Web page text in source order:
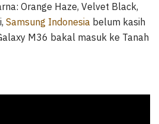
Orange Haze, Velvet Black,
Samsung Indonesia belum kasih
M36 bakal masuk ke Tanah